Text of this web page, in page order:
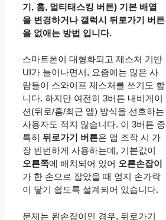
기, 홈, 멀티태스킹 버튼) 기본 배열
을 변경하거나 갤럭시 뒤로가기 버튼
을 없애는 방법 입니다.
스마트폰이 대형화되고 제스처 기반
UI가 늘어나면서, 요즘에는 많은 사
람들이 스와이프 제스처를 쓰기도 합
니다. 하지만 여전히 3버튼 내비게이
션(뒤로/홈/최근 앱) 방식을 선호하는
사용자도 적지 않습니다. 이 3버튼 중
특히 뒤로가기 버튼은 앱 조작 시 가
장 빈번하게 사용하는데, 기본값이
오른쪽에 배치되어 있어 오른손잡이
가 한 손으로 잡았을 때 엄지 손가락
이 닿기 쉽도록 설계되어 있습니다.
문제는 왼손잡이인 경우, 뒤로가기